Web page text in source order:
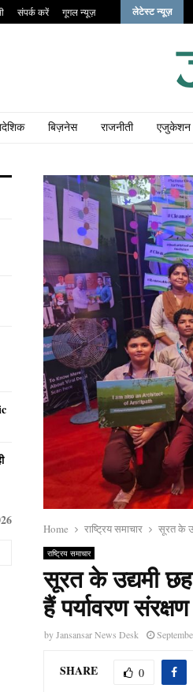
संपर्क करें गूगल न्यूज़ लेटेस्ट न्यूज़
बिज़नेस राजनीती एजुकेशन
Home राष्ट्रिय समाचार सूरत के
राष्ट्रिय समाचार
सूरत के उद्यमी
हैं पर्यावरण
byJansansar News Desk
SHARE 0